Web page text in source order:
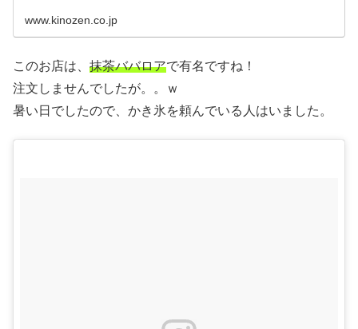
www.kinozen.co.jp
このお店は、 抹茶ババロアで有名ですね！
注文しませんでしたが。。ｗ
暑い日でしたので、かき氷を頼んでいる人はいました。